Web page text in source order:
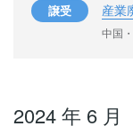
譲受 産業
中国
2024 年 6 月